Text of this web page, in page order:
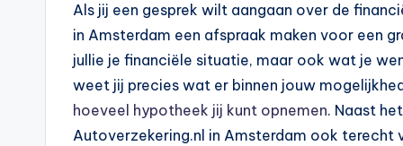
Als jij een gesprek wilt aangaan over de
in Amsterdam een afspraak maken voor een
jullie je financiële situatie, maar ook wat je
weet jij precies wat er binnen jouw
hoeveel hypotheek jij kunt opnemen. Naast
Autoverzekering.nl in Amsterdam ook